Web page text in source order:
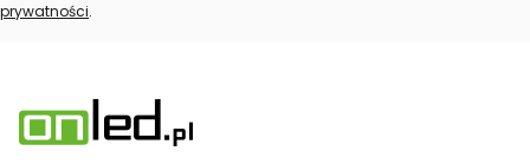
prywatności.